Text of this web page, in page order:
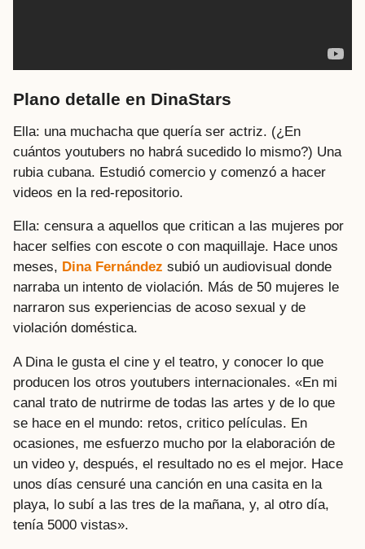
Plano detalle en DinaStars
Ella: una muchacha que quería ser actriz. (¿En
cuántos youtubers no habrá sucedido lo mismo?) Una
rubia cubana. Estudió comercio y comenzó a hacer
videos en la red-repositorio.
Ella: censura a aquellos que critican a las mujeres por
hacer selfies con escote o con maquillaje. Hace unos
meses, Dina Fernández subió un audiovisual donde
narraba un intento de violación. Más de 50 mujeres le
narraron sus experiencias de acoso sexual y de
violación doméstica.
A Dina le gusta el cine y el teatro, y conocer lo que
producen los otros youtubers internacionales. «En mi
canal trato de nutrirme de todas las artes y de lo que
se hace en el mundo: retos, critico películas. En
ocasiones, me esfuerzo mucho por la elaboración de
un video y, después, el resultado no es el mejor. Hace
unos días censuré una canción en una casita en la
playa, lo subí a las tres de la mañana, y, al otro día,
tenía 5000 vistas».